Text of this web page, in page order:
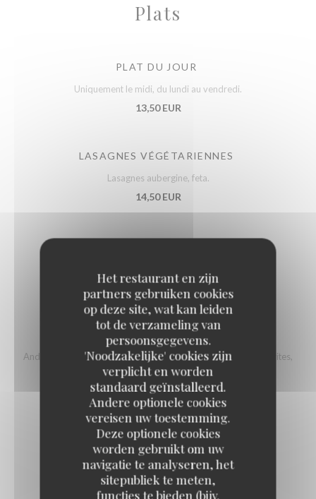
Het restaurant en zijn
partners gebruiken cookies
op deze site, wat kan leiden
tot de verzameling van
persoonsgegevens.
'Noodzakelijke' cookies zijn
verplicht en worden
standaard geïnstalleerd.
Andere optionele cookies
vereisen uw toestemming.
Deze optionele cookies
worden gebruikt om uw
navigatie te analyseren, het
sitepubliek te meten,
functies te bieden (bijv.
Plats
PLAT DU JOUR
Uniquement le midi, du lundi au vendredi.
13,50 EUR
LASAGNES VÉGÉTARIENNES
Lasagnes aubergine, feta.
14,50 EUR
15,00 EUR
ANDOUILLETTE GRILLÉE
Andouillette artisanale d'Arras (150 g), crème à la moutarde, frites,
salade.
16,00 EUR
CARBONADE FLAMANDE
Carbonade flamande, frites, salade.
17,50 EUR